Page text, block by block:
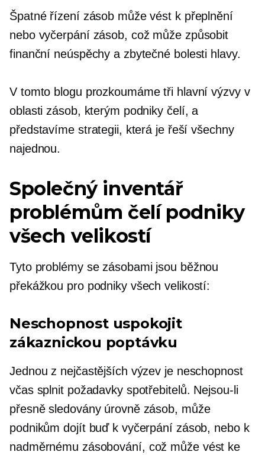
Špatné řízení zásob může vést k přeplnění
nebo vyčerpání zásob, což může způsobit
finanční neúspěchy a zbytečné bolesti hlavy.
V tomto blogu prozkoumáme tři hlavní výzvy v
oblasti zásob, kterým podniky čelí, a
představíme strategii, která je řeší všechny
najednou.
Společný inventář
problémům čelí podniky
všech velikostí
Tyto problémy se zásobami jsou běžnou
překážkou pro podniky všech velikostí:
Neschopnost uspokojit
zákaznickou poptávku
Jednou z nejčastějších výzev je neschopnost
včas splnit požadavky spotřebitelů. Nejsou-li
přesně sledovány úrovně zásob, může
podnikům dojít buď k vyčerpání zásob, nebo k
nadměrnému zásobování, což může vést ke